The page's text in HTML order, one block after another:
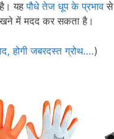
है। यहपौधे तेज धूप के प्रभावसे
रखने में मदद कर सकता है।
होगी जबरदस्त ग्रोथ….)